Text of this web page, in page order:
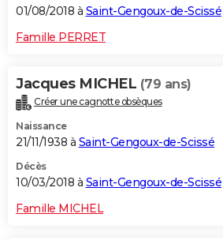
01/08/2018 à Saint-Gengoux-de-Scissé
Famille PERRET
Jacques MICHEL (79 ans)
Créer une cagnotte obsèques
Naissance
21/11/1938 à Saint-Gengoux-de-Scissé
Décès
10/03/2018 à Saint-Gengoux-de-Scissé
Famille MICHEL